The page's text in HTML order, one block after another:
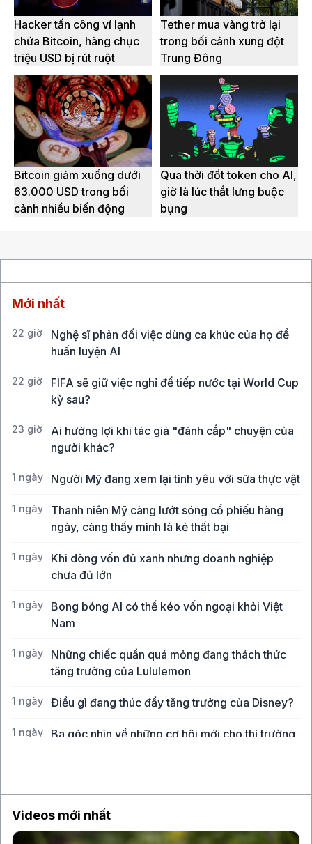
Hacker tấn công ví lạnh
chứa Bitcoin, hàng chục
triệu USD bị rút ruột
Tether mua vàng trở lại
trong bối cảnh xung đột
Trung Đông
Bitcoin giảm xuống dưới
63.000 USD trong bối
cảnh nhiều biến động
Qua thời đốt token cho AI,
giờ là lúc thắt lưng buộc
bụng
Mới nhất
22 giờ
Nghệ sĩ phản đối việc dùng ca khúc của họ để
huấn luyện AI
22 giờ
FIFA sẽ giữ việc nghỉ để tiếp nước tại World Cup
kỳ sau?
23 giờ
Ai hưởng lợi khi tác giả "đánh cắp" chuyện của
người khác?
1 ngày Người Mỹ đang xem lại tình yêu với sữa thực vật
1 ngày
Thanh niên Mỹ càng lướt sóng cổ phiếu hàng
ngày, càng thấy mình là kẻ thất bại
1 ngày
Khi dòng vốn đủ xanh nhưng doanh nghiệp
chưa đủ lớn
1 ngày
Bong bóng AI có thể kéo vốn ngoại khỏi Việt
Nam
1 ngày
Những chiếc quần quá mỏng đang thách thức
tăng trưởng của Lululemon
1 ngày Điều gì đang thúc đẩy tăng trưởng của Disney?
1 ngày
Ba góc nhìn về những cơ hội mới cho thị trường
Videos mới nhất